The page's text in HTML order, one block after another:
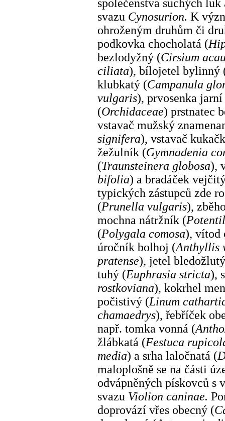
společenstva suchých
svazu Cynosurion. K
ohroženým druhům či
podkovka chocholatá (
bezlodyžný (Cirsium
ciliata), bílojetel bylinný
klubkatý (Campanula
vulgaris), prvosenka jarní
(Orchidaceae) prstnatec
vstavač mužský
signifera), vstavač
žežulník (Gymnadenia
(Traunsteinera globosa),
bifolia) a bradáček
typických zástupců zde
(Prunella vulgaris),
mochna nátržník (
(Polygala comosa), vítod
úročník bolhoj (Anthyllis
pratense), jetel
tuhý (Euphrasia stricta),
rostkoviana), kokrhel
počistivý (Linum
chamaedrys), řebříček
např. tomka vonná (
žlábkatá (Festuca
media) a srha laločnatá (
maloplošně se na části
odvápněných pískovců s
svazu Violion caninae.
doprovází vřes obecný (